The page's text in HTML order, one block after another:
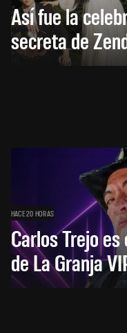
Así fue la
secreta de
HACE 20 HORAS
Carlos Trejo
de La Granja